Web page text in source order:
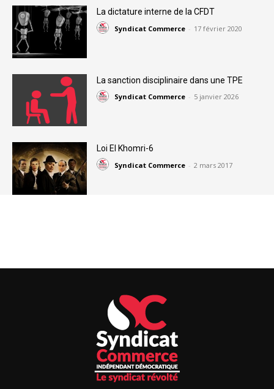
La dictature interne de la CFDT
Syndicat Commerce - 17 février 2020
La sanction disciplinaire dans une TPE
Syndicat Commerce - 5 janvier 2026
Loi El Khomri-6
Syndicat Commerce - 2 mars 2017